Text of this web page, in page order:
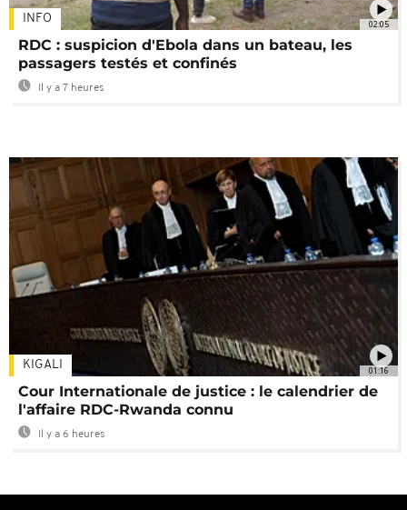
02:05
INFO
RDC : suspicion d'Ebola dans un bateau, les
passagers testés et confinés
Il y a 7 heures
01:16
KIGALI
Cour Internationale de justice : le calendrier de
l'affaire RDC-Rwanda connu
Il y a 6 heures